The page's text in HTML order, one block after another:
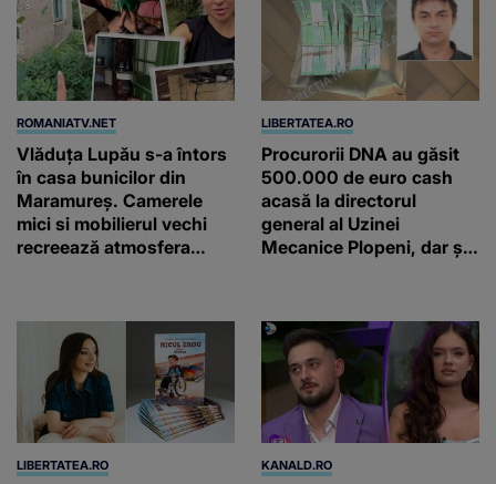
ROMANIATV.NET
Vlăduța Lupău s-a întors
în casa bunicilor din
Maramureș. Camerele
mici si mobilierul vechi
recreează atmosfera
LIBERTATEA.RO
Procurorii DNA au găsit
500.000 de euro cash
acasă la directorul
general al Uzinei
Mecanice Plopeni, dar și
LIBERTATEA.RO KANALD.RO